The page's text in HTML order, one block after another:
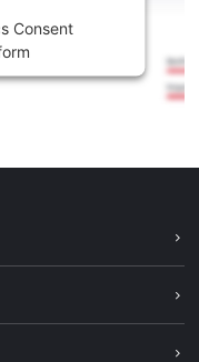
Consent